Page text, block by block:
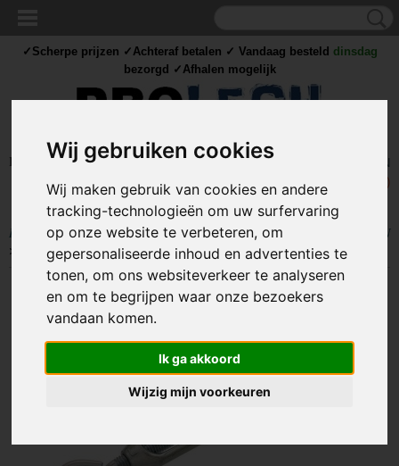
Wij gebruiken cookies
Wij maken gebruik van cookies en andere
tracking-technologieën om uw surfervaring
op onze website te verbeteren, om
gepersonaliseerde inhoud en advertenties te
tonen, om ons websiteverkeer te analyseren
en om te begrijpen waar onze bezoekers
vandaan komen.
Ik ga akkoord
Wijzig mijn voorkeuren
Inloggen Registreren
UW WINKELWAGEN
Geen producten
(0)
Home >IJZERWAREN>STAALDRAAD SPANNER / SPANSCHROEVEN
>
Staaldraad spanner / spanschroef - OOG-OOG - M8
✓Scherpe prijzen ✓Achteraf betalen ✓ Vandaag besteld dinsdag
bezorgd ✓Afhalen mogelijk